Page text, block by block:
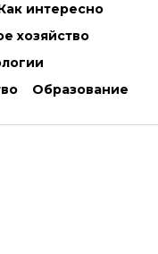
интересно
хозяйство
Образование